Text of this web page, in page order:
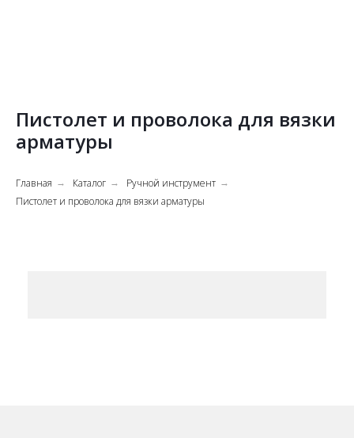
Пистолет и проволока для вязки
арматуры
Главная → Каталог → Ручной инструмент →
Пистолет и проволока для вязки арматуры